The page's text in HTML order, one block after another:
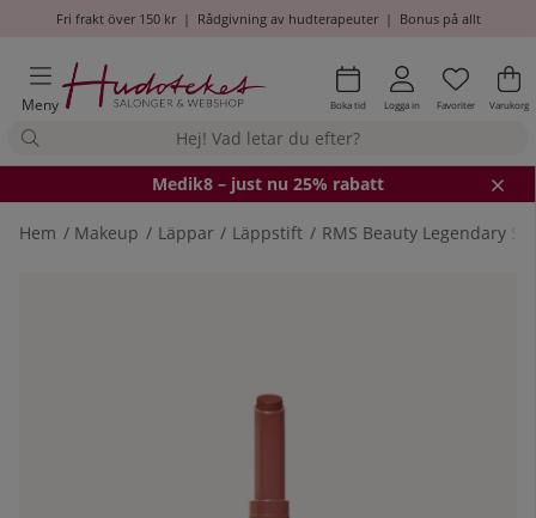
Fri frakt över 150 kr| Rådgivning av hudterapeuter| Bonus på allt
Meny Boka tid Logga in Antal i
.
Favoriter .
Varukorg
Medik8 – just nu 25% rabatt
Hem Makeup Läppar Läppstift RMS Beauty Legendary